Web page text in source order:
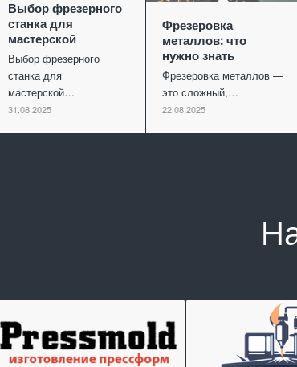
Выбор фрезерного
станка для
мастерской
Выбор фрезерного
станка для
мастерской…
31.08.2025
Фрезеровка
металлов: что
нужно знать
Фрезеровка металлов —
это сложный,…
22.08.2025